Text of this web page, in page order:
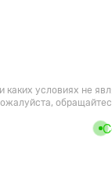
условиях не